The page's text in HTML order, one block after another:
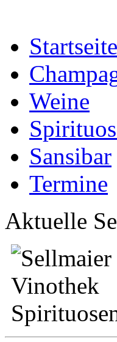
Startseite
Weine
Sansibar
Termine
Aktuelle